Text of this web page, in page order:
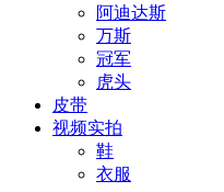
阿迪达斯
万斯
冠军
虎头
皮带
视频实拍
鞋
衣服